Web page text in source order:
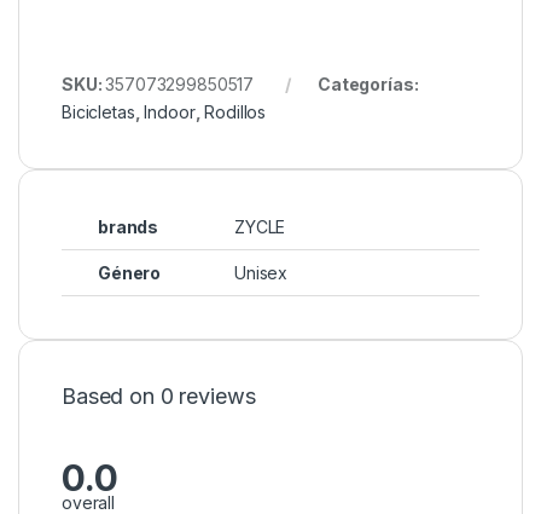
SKU:357073299850517
Categorías:
Bicicletas ,Indoor,Rodillos
brands ZYCLE
Género Unisex
Based on 0 reviews
0.0
overall